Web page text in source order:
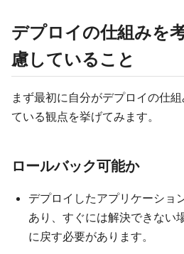
デプロイの仕組みを
慮していること
まず最初に自分がデプロイの仕
ている観点を挙げてみます。
ロールバック可能か
デプロイしたアプリケーショ
あり、すぐには解決できない
に戻す必要があります。